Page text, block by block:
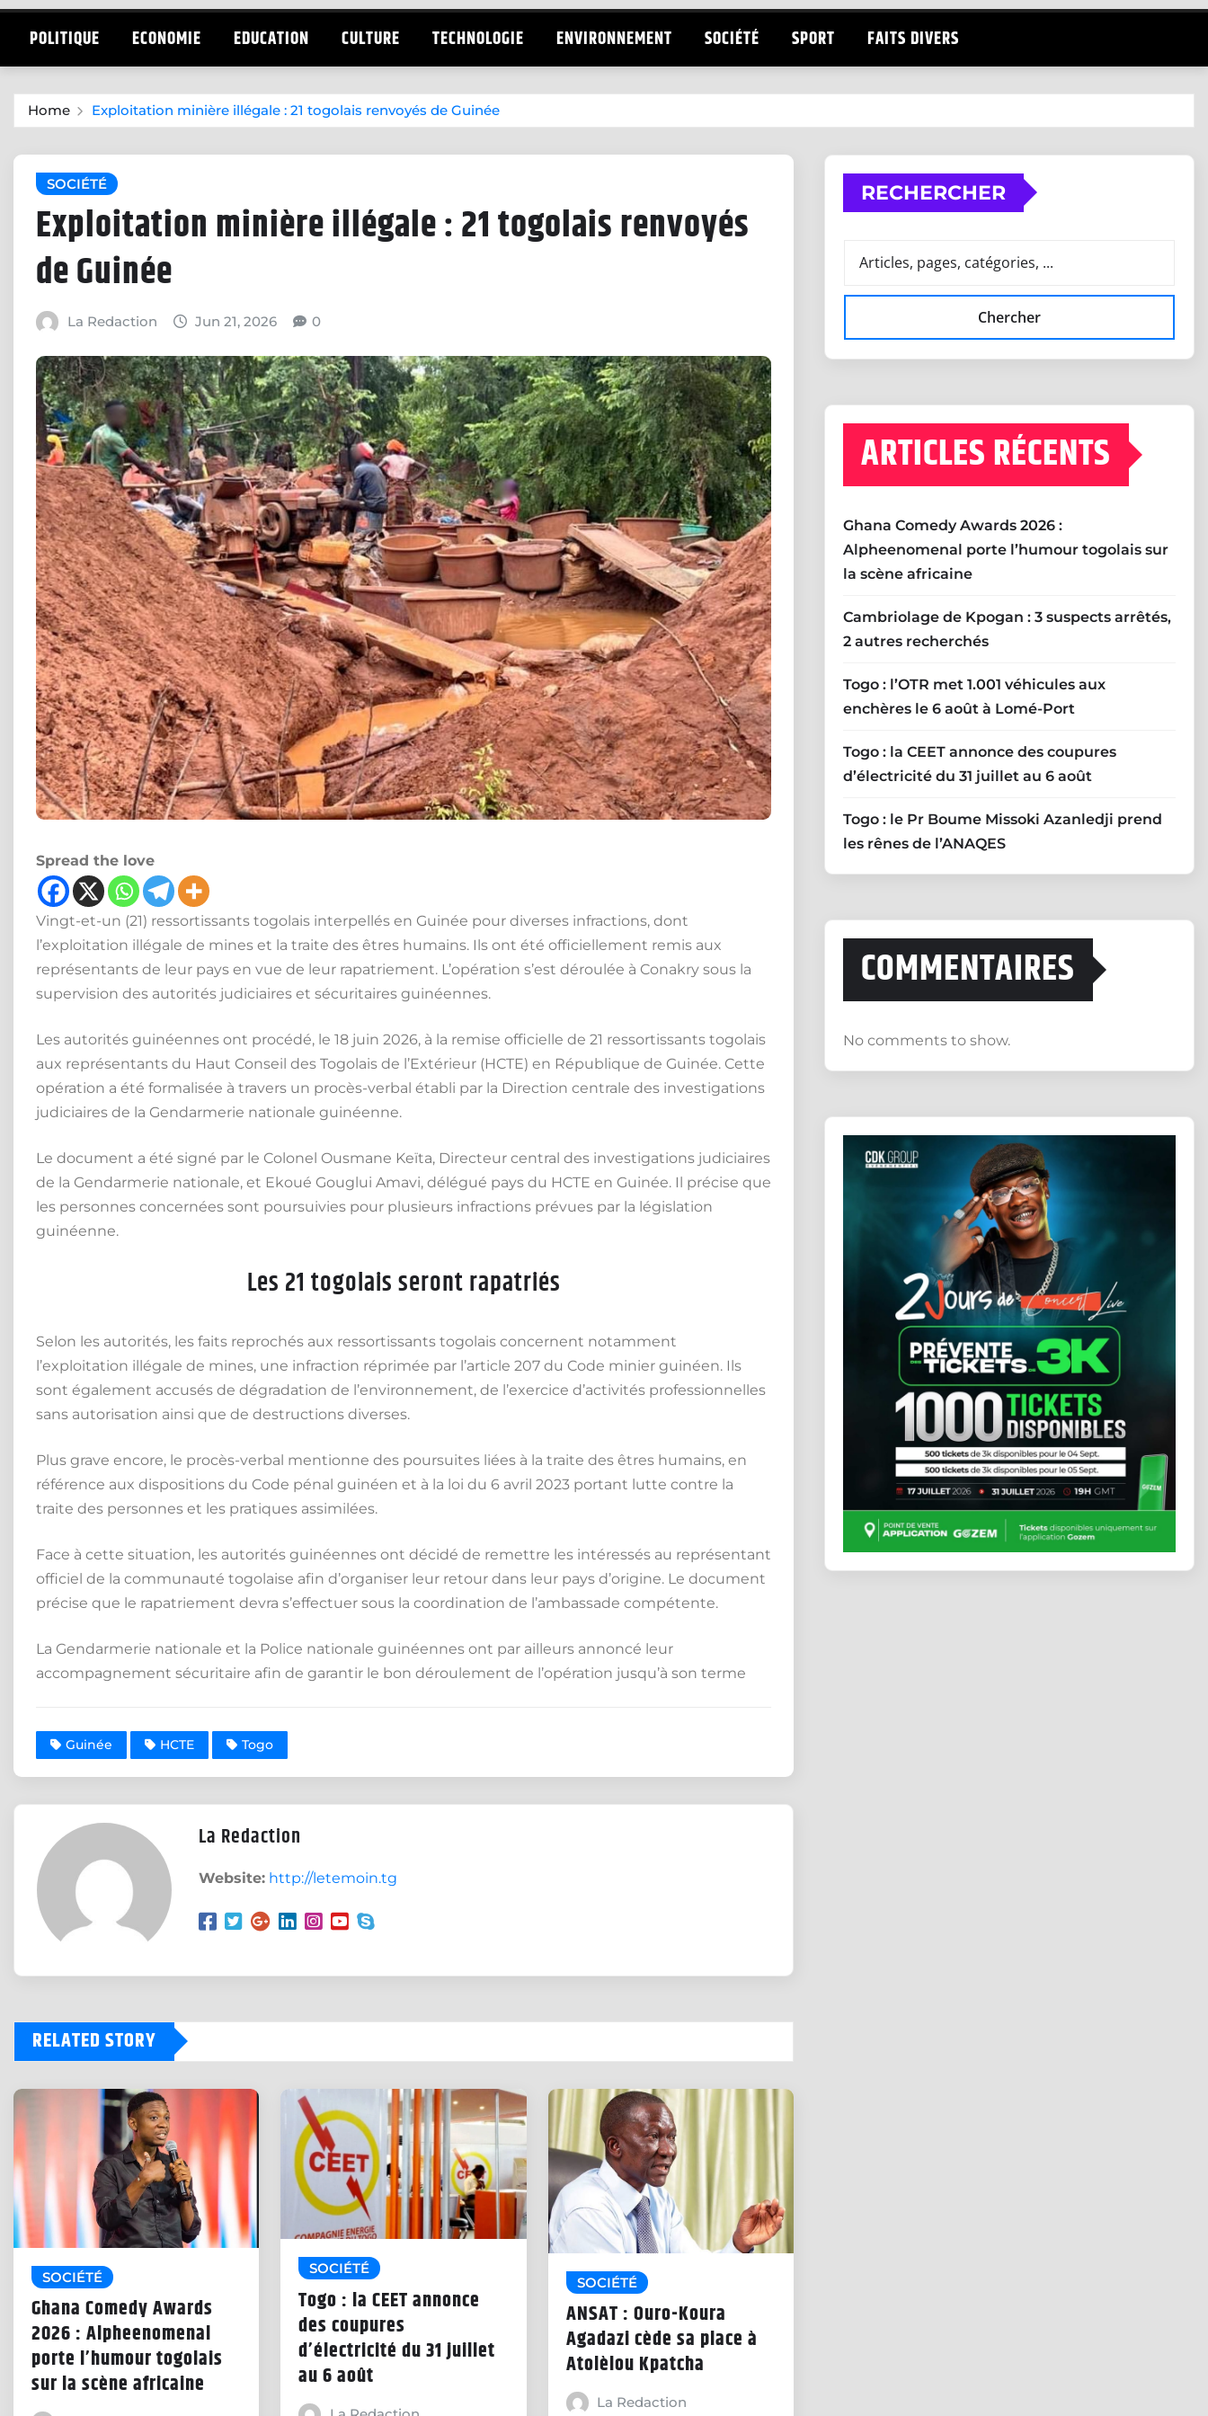
POLITIQUE ECONOMIE EDUCATION CULTURE TECHNOLOGIE ENVIRONNEMENT SOCIÉTÉ SPORT FAITS DIVERS
Home Exploitation minière illégale : 21 togolais renvoyés de Guinée
SOCIÉTÉ
Exploitation minière illégale : 21 togolais renvoyés
de Guinée
La Redaction Jun 21, 2026 0
Spread the love
Vingt-et-un (21) ressortissants togolais interpellés en Guinée pour diverses infractions, dont
l’exploitation illégale de mines et la traite des êtres humains. Ils ont été officiellement remis aux
représentants de leur pays en vue de leur rapatriement. L’opération s’est déroulée à Conakry sous la
supervision des autorités judiciaires et sécuritaires guinéennes.
Les autorités guinéennes ont procédé, le 18 juin 2026, à la remise officielle de 21 ressortissants togolais
aux représentants du Haut Conseil des Togolais de l’Extérieur (HCTE) en République de Guinée. Cette
opération a été formalisée à travers un procès-verbal établi par la Direction centrale des investigations
judiciaires de la Gendarmerie nationale guinéenne.
Le document a été signé par le Colonel Ousmane Keïta, Directeur central des investigations judiciaires
de la Gendarmerie nationale, et Ekoué Gouglui Amavi, délégué pays du HCTE en Guinée. Il précise que
les personnes concernées sont poursuivies pour plusieurs infractions prévues par la législation
guinéenne.
Les 21 togolais seront rapatriés
Selon les autorités, les faits reprochés aux ressortissants togolais concernent notamment
l’exploitation illégale de mines, une infraction réprimée par l’article 207 du Code minier guinéen. Ils
sont également accusés de dégradation de l’environnement, de l’exercice d’activités professionnelles
sans autorisation ainsi que de destructions diverses.
Plus grave encore, le procès-verbal mentionne des poursuites liées à la traite des êtres humains, en
référence aux dispositions du Code pénal guinéen et à la loi du 6 avril 2023 portant lutte contre la
traite des personnes et les pratiques assimilées.
Face à cette situation, les autorités guinéennes ont décidé de remettre les intéressés au représentant
officiel de la communauté togolaise afin d’organiser leur retour dans leur pays d’origine. Le document
précise que le rapatriement devra s’effectuer sous la coordination de l’ambassade compétente.
La Gendarmerie nationale et la Police nationale guinéennes ont par ailleurs annoncé leur
accompagnement sécuritaire afin de garantir le bon déroulement de l’opération jusqu’à son terme
Guinée HCTE Togo
La Redaction
Website: http://letemoin.tg
RELATED STORY
SOCIÉTÉ
Ghana Comedy Awards
2026 : Alpheenomenal
porte l’humour togolais
sur la scène africaine
SOCIÉTÉ
Togo : la CEET annonce
des coupures
d’électricité du 31 juillet
au 6 août
SOCIÉTÉ
ANSAT : Ouro-Koura
Agadazi cède sa place à
Atolèlou Kpatcha
La Redaction
RECHERCHER
Chercher
ARTICLES RÉCENTS
Ghana Comedy Awards 2026 :
Alpheenomenal porte l’humour togolais sur
la scène africaine
Cambriolage de Kpogan : 3 suspects arrêtés,
2 autres recherchés
Togo : l’OTR met 1.001 véhicules aux
enchères le 6 août à Lomé-Port
Togo : la CEET annonce des coupures
d’électricité du 31 juillet au 6 août
Togo : le Pr Boume Missoki Azanledji prend
les rênes de l’ANAQES
COMMENTAIRES
No comments to show.